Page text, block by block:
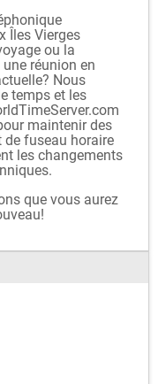
Îles Vierges
ou la
réunion en
Nous
temps et les
maintenir des
de fuseau horaire
les changements
que vous aurez